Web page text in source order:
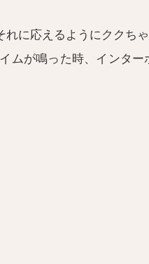
に応えるようにククち
ムが鳴った時、インタ